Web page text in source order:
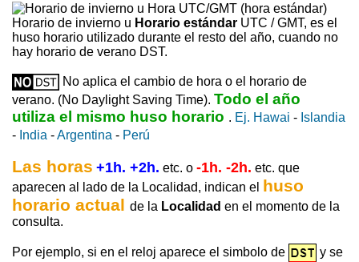
Horario de invierno u Horario estándar UTC / GMT, es el
huso horario utilizado durante el resto del año, cuando no
hay horario de verano DST.
No aplica el cambio de hora o el horario de
verano. (No Daylight Saving Time). Todo el año
utiliza el mismo huso horario . Ej. Hawai - Islandia
- India -Argentina - Perú
Las horas +1h. +2h. etc. o -1h. -2h. etc. que
aparecen al lado de la Localidad, indican el huso
horario actual de la Localidad en el momento de la
consulta.
Por ejemplo, si en el reloj aparece el simbolo de
y se